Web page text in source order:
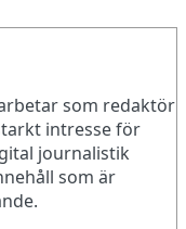
som redaktör
intresse för
journalistik
som är